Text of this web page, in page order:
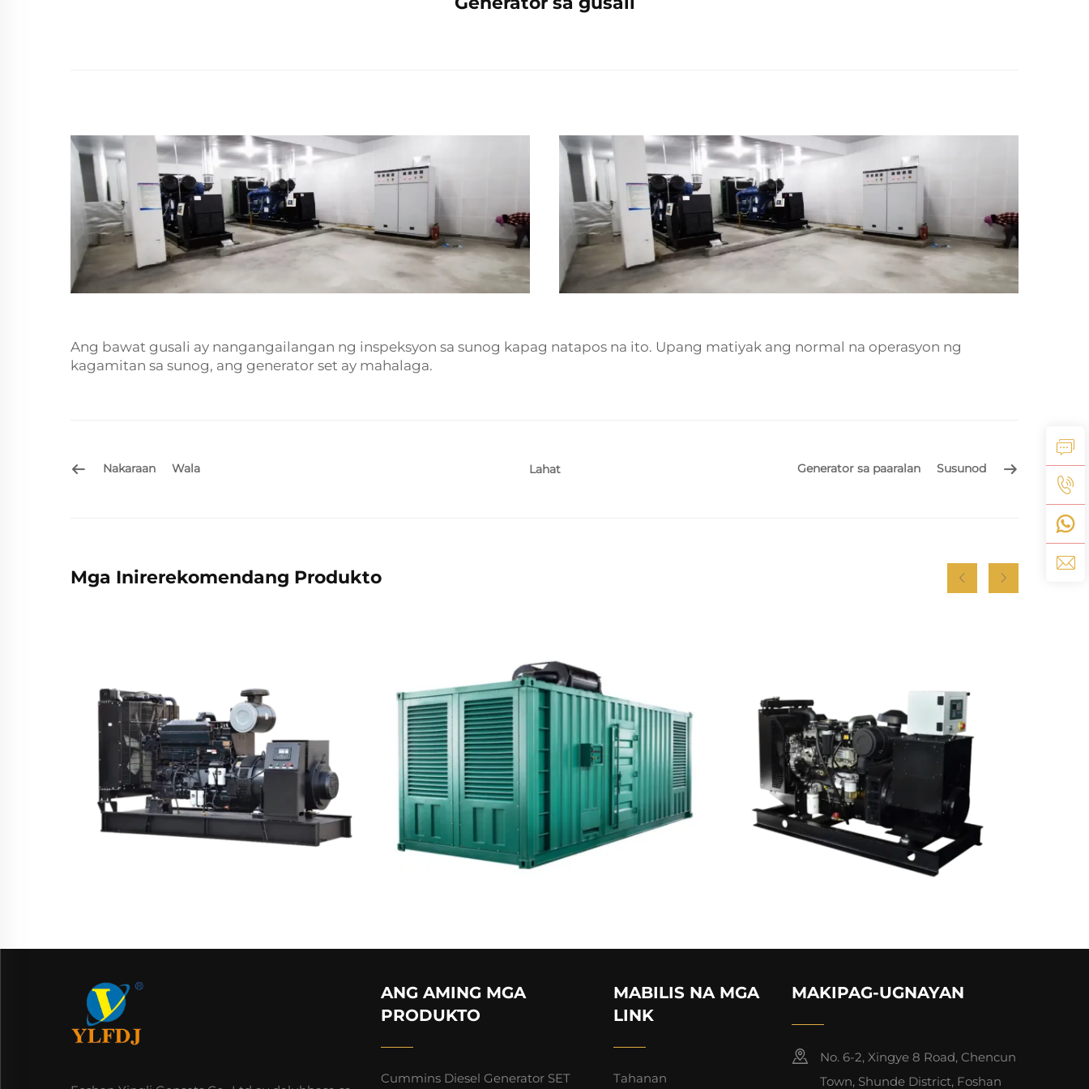
Ang bawat gusali ay nangangailangan ng inspeksyon sa sunog kapag natapos na ito. Upang matiyak ang normal na operasyon ng
kagamitan sa sunog, ang generator set ay mahalaga.
Nakaraan Wala Lahat Generator sa paaralan Susunod
Mga Inirerekomendang Produkto
ANG AMING MGA
PRODUKTO
Cummins Diesel Generator SET
MABILIS NA MGA
LINK
Tahanan
MAKIPAG-UGNAYAN
No. 6-2, Xingye 8 Road, Chencun
Town, Shunde District, Foshan